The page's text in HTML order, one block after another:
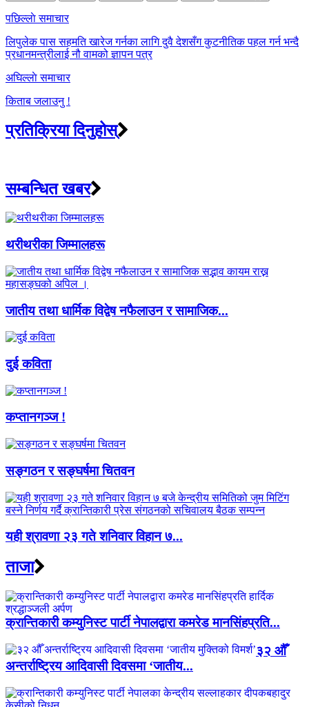
Post
navigation
पछिल्लाे समाचार
लिपुलेक पास सहमति खारेज गर्नका लागि दुवै देशसँग कुटनीतिक पहल गर्न भन्दै
प्रधानमन्त्रीलाई नौ वामको ज्ञापन पत्र
अघिल्लाे समाचार
किताब जलाउनु !
प्रतिक्रिया दिनुहोस्
सम्बन्धित खबर
थरीथरीका जिम्मालहरू
जातीय तथा धार्मिक विद्वेष नफैलाउन र सामाजिक...
दुई कविता
कप्तानगञ्ज !
सङ्गठन र सङ्घर्षमा चितवन
यही श्रावणा २३ गते शनिवार विहान ७...
ताजा
क्रान्तिकारी कम्युनिस्ट पार्टी नेपालद्वारा कमरेड मानसिंहप्रति...
३२ औँ
अन्तर्राष्ट्रिय आदिवासी दिवसमा ‘जातीय...